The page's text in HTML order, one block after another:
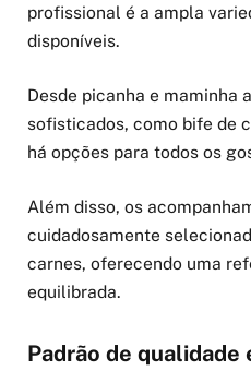
profissional é a ampla
disponíveis.
Desde picanha e maminha
sofisticados, como bife de
há opções para todos os
Além disso, os
cuidadosamente
carnes, oferecendo uma
equilibrada.
Padrão de qualidade